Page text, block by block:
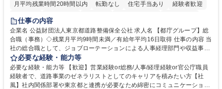
月平均残業時間20時間以内
転勤なし 住宅手当あり
経験者歓迎
研修あり
退職金あり
駅近5分以内
資格取得手当あり 食事補助あり
仕事の内容
企業名 公益財団法人東京都道路整備保全公社 求人名 【都庁グループ】総
合職（事務）◇残業月平均9時間未満／有給年平均16日取得 仕事の内容 当
社の総合職として、ジョブローテーションによる人事経理部門や収益事業
等のフロント部門の部署等幅広い部署での業務をお任せいたします。研修
制度やキャリア支援が充実しております！ ※下記業務詳細 【業務詳細】■
管理部門：広報、人事、経理など当公社の運営に係る管理業務 ■収益部
門：駐車場の新規開拓、管理運営、新宿駅西口広場の「イベントコーナ
必要な経験・能力等
必要な経験・能力等 【歓迎】営業経験or総務/人事/経理経験or官公庁職員
経験者で、道路事業のゼネラリストとしてのキャリアを積みたい方【社
風】社内関係部署や東京都と連携が必要なため綿密にコミュニケーション